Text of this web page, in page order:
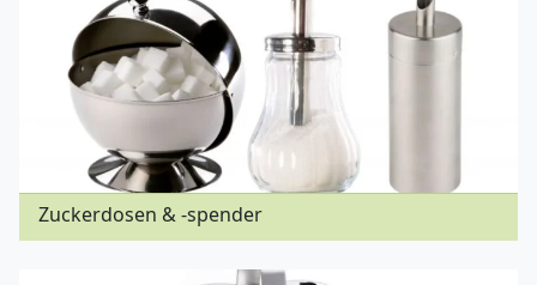
Zuckerdosen & -spender